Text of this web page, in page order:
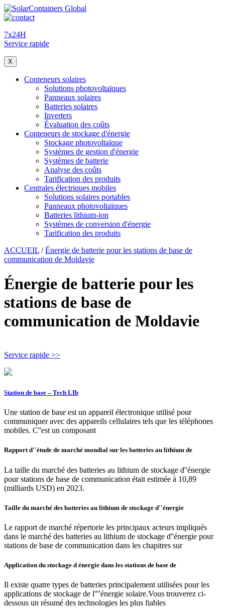
7x24H
Service rapide
X
Conteneurs solaires
Solutions photovoltaïques
Panneaux solaires
Batteries solaires
Inverters
Évaluation des coûts
Conteneurs de stockage d'énergie
Stockage photovoltaïque
Systèmes de gestion d'énergie
Systèmes de batterie
Analyse des coûts
Tarification des produits
Centrales électriques mobiles
Solutions solaires portables
Panneaux photovoltaïques
Batteries lithium-ion
Systèmes de conversion d'énergie
Tarification des produits
ACCUEIL /Énergie de batterie pour les stations de base de
communication de Moldavie
Énergie de batterie pour les
stations de base de
communication de Moldavie
Service rapide >>
Station de base – Tech LIb
Une station de base est un appareil électronique utilisé pour
communiquer avec des appareils cellulaires tels que les téléphones
mobiles. C''est un composant
Rapport d''étude de marché mondial sur les batteries au lithium de
La taille du marché des batteries au lithium de stockage d''énergie
pour stations de base de communication était estimée à 10,89
(milliards USD) en 2023.
Taille du marché des batteries au lithium de stockage d''énergie
Le rapport de marché répertorie les principaux acteurs impliqués
dans le marché des batteries au lithium de stockage d''énergie pour
stations de base de communication dans les chapitres sur
Application du stockage d énergie dans les stations de base de
Il existe quatre types de batteries principalement utilisées pour les
applications de stockage de l''''énergie solaire.Vous trouverez ci-
dessous un résumé des technologies les plus fiables